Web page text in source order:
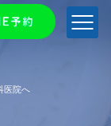
医院へ